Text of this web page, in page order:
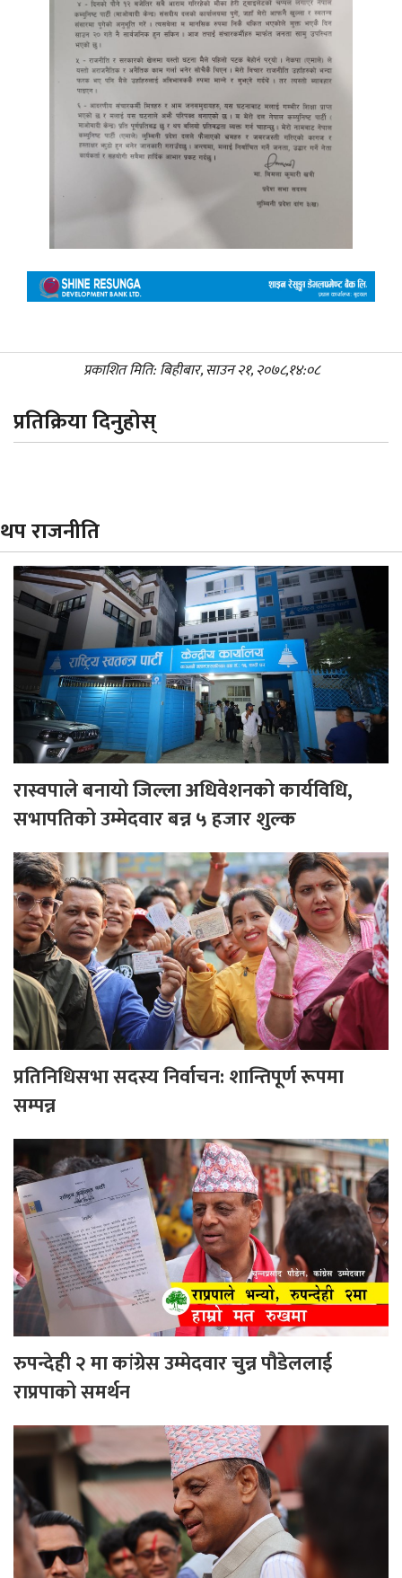
प्रकाशित मिति: बिहीबार, साउन २१, २०७८,१४:०८
प्रतिक्रिया दिनुहोस्
थप राजनीति
रास्वपाले बनायो जिल्ला अधिवेशनको कार्यविधि,
सभापतिको उम्मेदवार बन्न ५ हजार शुल्क
प्रतिनिधिसभा सदस्य निर्वाचन: शान्तिपूर्ण रूपमा
सम्पन्न
रुपन्देही २ मा कांग्रेस उम्मेदवार चुन्न पौडेललाई
राप्रपाको समर्थन